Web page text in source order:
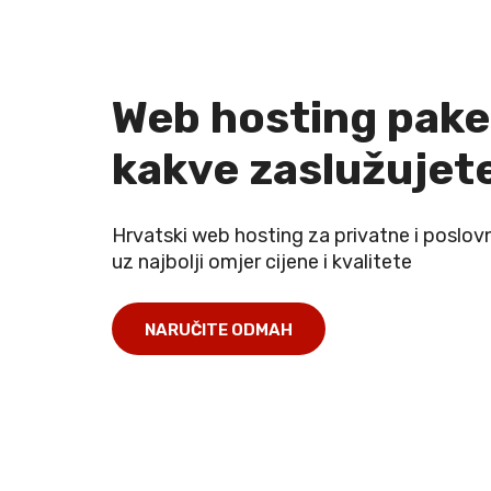
Web hosting
kakve zaslužujete
Brza registracija
domena
Odaberite svoju domenu i zakupite ju u
super povoljnoj cijeni
NARUČITE ODMAH